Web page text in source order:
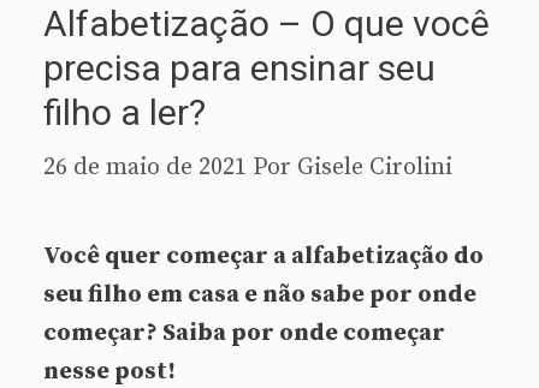
Alfabetização – O que você
precisa para ensinar seu
filho a ler?
26 de maio de 2021 Por Gisele Cirolini
Você quer começar a alfabetização do
seu filho em casa e não sabe por onde
começar? Saiba por onde começar
nesse post!